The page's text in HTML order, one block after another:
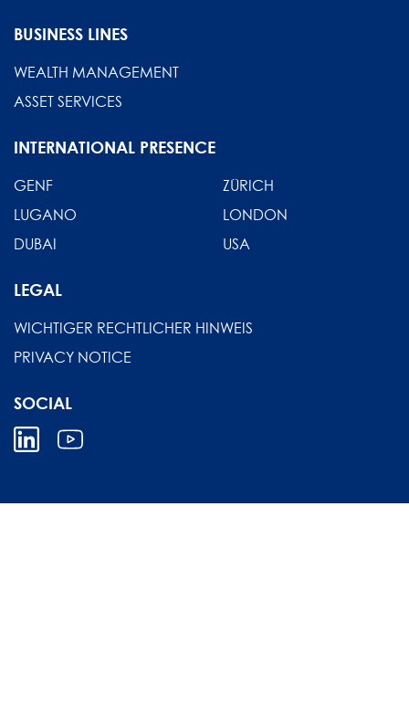
BUSINESS LINES
WEALTH MANAGEMENT
ASSET SERVICES
INTERNATIONAL PRESENCE
GENF
ZÜRICH
LUGANO
LONDON
DUBAI
USA
LEGAL
WICHTIGER RECHTLICHER HINWEIS
PRIVACY NOTICE
SOCIAL